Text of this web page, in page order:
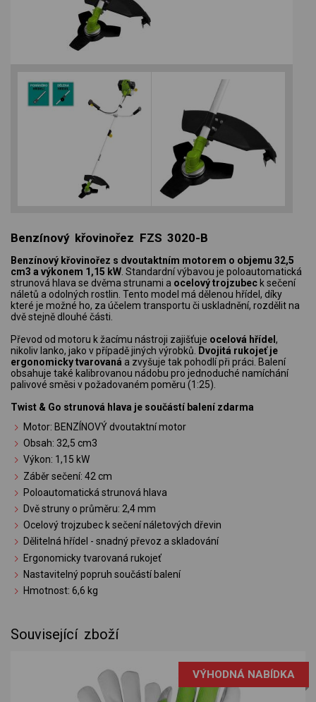
Benzínový křovinořez FZS 3020-B
Benzínový křovinořez s dvoutaktním motorem o objemu 32,5
cm3 a výkonem 1,15 kW . Standardní výbavou je poloautomatická
strunová hlava se dvěma strunami a ocelový trojzubec k sečení
náletů a odolných rostlin. Tento model má dělenou hřídel, díky
které je možné ho, za účelem transportu či uskladnění, rozdělit na
dvě stejně dlouhé části.
Převod od motoru k žacímu nástroji zajišťuje ocelová hřídel ,
nikoliv lanko, jako v případě jiných výrobků.
Dvojitá rukojeť je
ergonomicky tvarovaná a zvyšuje tak pohodlí při práci. Balení
obsahuje také kalibrovanou nádobu pro jednoduché namíchání
palivové směsi v požadovaném poměru (1:25).
Twist & Go strunová hlava je součástí balení zdarma
Motor: BENZÍNOVÝ dvoutaktní motor
Obsah: 32,5 cm3
Výkon: 1,15 kW
Záběr sečení: 42 cm
Poloautomatická strunová hlava
Dvě struny o průměru: 2,4 mm
Ocelový trojzubec k sečení náletových dřevin
Dělitelná hřídel - snadný převoz a skladování
Ergonomicky tvarovaná rukojeť
Nastavitelný popruh součástí balení
Hmotnost: 6,6 kg
Související zboží
VÝHODNÁ NABÍDKA